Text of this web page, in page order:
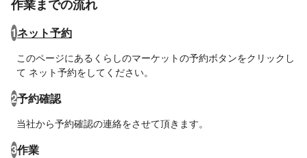
作業までの流れ
1ネット予約
このページにあるくらしのマーケットの予約ボタンをクリックし
て ネット予約をしてください。
2予約確認
当社から予約確認の連絡をさせて頂きます。
3作業